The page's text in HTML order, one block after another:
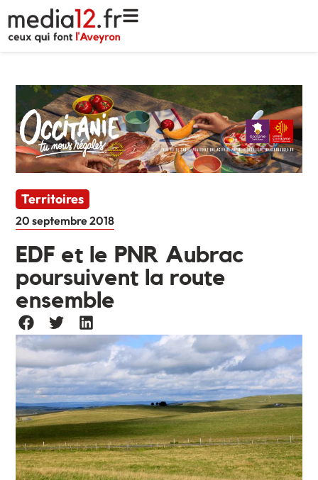
Territoires
20 septembre 2018
EDF et le PNR Aubrac
poursuivent la route
ensemble